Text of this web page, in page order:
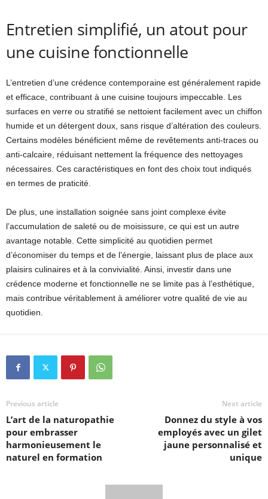
Entretien simplifié, un atout pour
une cuisine fonctionnelle
L’entretien d’une crédence contemporaine est généralement rapide
et efficace, contribuant à une cuisine toujours impeccable. Les
surfaces en verre ou stratifié se nettoient facilement avec un chiffon
humide et un détergent doux, sans risque d’altération des couleurs.
Certains modèles bénéficient même de revêtements anti-traces ou
anti-calcaire, réduisant nettement la fréquence des nettoyages
nécessaires. Ces caractéristiques en font des choix tout indiqués
en termes de praticité.
De plus, une installation soignée sans joint complexe évite
l’accumulation de saleté ou de moisissure, ce qui est un autre
avantage notable. Cette simplicité au quotidien permet
d’économiser du temps et de l’énergie, laissant plus de place aux
plaisirs culinaires et à la convivialité. Ainsi, investir dans une
crédence moderne et fonctionnelle ne se limite pas à l’esthétique,
mais contribue véritablement à améliorer votre qualité de vie au
quotidien.
Previous article
L’art de la naturopathie
pour embrasser
harmonieusement le
naturel en formation
Next article
Donnez du style à vos
employés avec un gilet
jaune personnalisé et
unique